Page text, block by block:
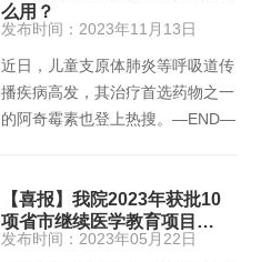
么用？
发布时间：2023年11月13日
近日，儿童支原体肺炎等呼吸道传
播疾病高发，其治疗首选药物之一
的阿奇霉素也登上热搜。—END—
【喜报】我院2023年获批10
项省市继续医学教育项目…
发布时间：2023年05月22日